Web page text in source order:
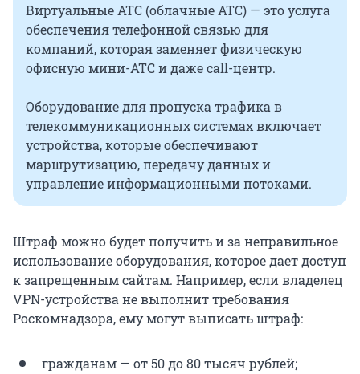
Виртуальные АТС (облачные АТС) — это услуга
обеспечения телефонной связью для
компаний, которая заменяет физическую
офисную мини-АТС и даже call-центр.
Оборудование для пропуска трафика в
телекоммуникационных системах включает
устройства, которые обеспечивают
маршрутизацию, передачу данных и
управление информационными потоками.
Штраф можно будет получить и за неправильное
использование оборудования, которое дает доступ
к запрещенным сайтам. Например, если владелец
VPN-устройства не выполнит требования
Роскомнадзора, ему могут выписать штраф:
гражданам — от 50 до 80 тысяч рублей;